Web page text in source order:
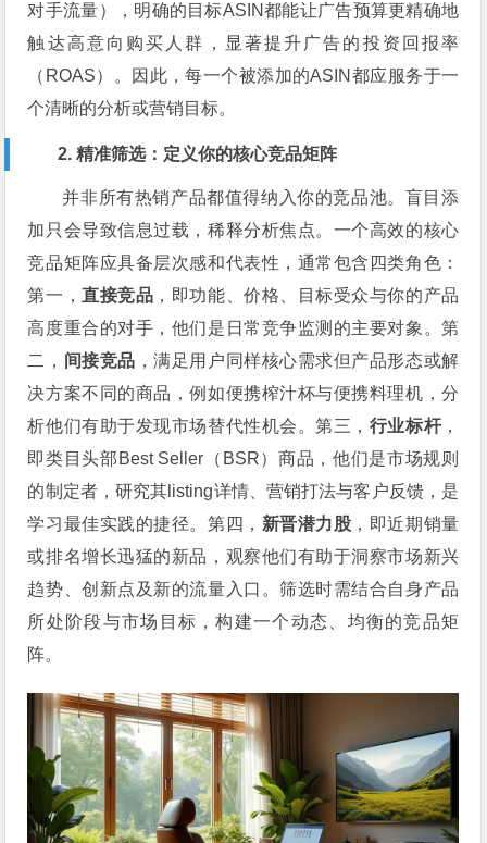
对手流量），明确的目标ASIN都能让广告预算更精确地
触达高意向购买人群，显著提升广告的投资回报率
（ROAS）。因此，每一个被添加的ASIN都应服务于一
个清晰的分析或营销目标。
2. 精准筛选：定义你的核心竞品矩阵
并非所有热销产品都值得纳入你的竞品池。盲目添
加只会导致信息过载，稀释分析焦点。一个高效的核心
竞品矩阵应具备层次感和代表性，通常包含四类角色：
第一，直接竞品 ，即功能、价格、目标受众与你的产品
高度重合的对手，他们是日常竞争监测的主要对象。第
二， 间接竞品 ，满足用户同样核心需求但产品形态或解
决方案不同的商品，例如便携榨汁杯与便携料理机，分
析他们有助于发现市场替代性机会。第三， 行业标杆，
即类目头部Best Seller（BSR）商品，他们是市场规则
的制定者，研究其listing详情、营销打法与客户反馈，是
学习最佳实践的捷径。第四， 新晋潜力股 ，即近期销量
或排名增长迅猛的新品，观察他们有助于洞察市场新兴
趋势、创新点及新的流量入口。筛选时需结合自身产品
所处阶段与市场目标，构建一个动态、均衡的竞品矩
阵。